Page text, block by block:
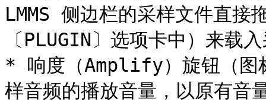
LMMS 侧边栏的采样文件直接
〔PLUGIN〕选项卡中）来载
* 响度（Amplify）旋钮（图
样音频的播放音量，以原有音